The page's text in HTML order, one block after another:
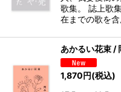
歌集。 誌上歌
在までの歌を
あかるい花束 /
1,870円(税込)